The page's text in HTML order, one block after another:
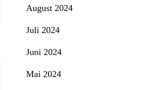
August 2024
Juli 2024
Juni 2024
Mai 2024